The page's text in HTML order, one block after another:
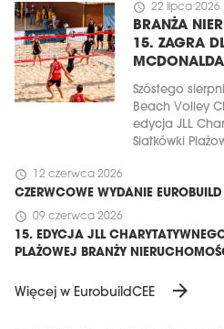
schedule 22 lipca 2026
BRANŻA
15. ZAGRA
MCDONALDA
Szóstego
Beach Volley
edycja JLL
Siatkówki
schedule 12 czerwca 2026
CZERWCOWE WYDANIE EUROBUILD
schedule 09 czerwca 2026
15. EDYCJA JLL
PLAŻOWEJ BRANŻY
Więcej w EurobuildCEE arrow_forward